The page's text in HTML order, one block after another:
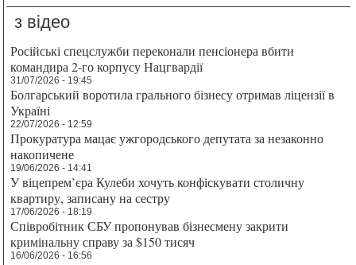
з відео
Російські спецслужби переконали пенсіонера вбити
командира 2-го корпусу Нацгвардії
31/07/2026 - 19:45
Болгарський воротила грального бізнесу отримав ліцензії в
Україні
22/07/2026 - 12:59
Прокуратура мацає ужгородського депутата за незаконно
накопичене
19/06/2026 - 14:41
У віцепрем’єра Кулеби хочуть конфіскувати столичну
квартиру, записану на сестру
17/06/2026 - 18:19
Співробітник СБУ пропонував бізнесмену закрити
кримінальну справу за $150 тисяч
16/06/2026 - 16:56